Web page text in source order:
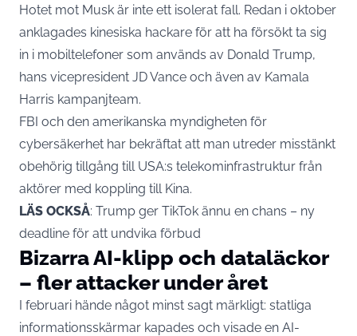
Hotet mot Musk är inte ett isolerat fall. Redan i oktober
anklagades kinesiska hackare för att ha försökt ta sig
in i mobiltelefoner som används av Donald Trump,
hans vicepresident JD Vance och även av Kamala
Harris kampanjteam.
FBI och den amerikanska myndigheten för
cybersäkerhet har bekräftat att man utreder misstänkt
obehörig tillgång till USA:s telekominfrastruktur från
aktörer med koppling till Kina.
LÄS OCKSÅ: Trump ger TikTok ännu en chans – ny
deadline för att undvika förbud
Bizarra AI-klipp och dataläckor
– fler attacker under året
I februari hände något minst sagt märkligt: statliga
informationsskärmar kapades och visade en AI-